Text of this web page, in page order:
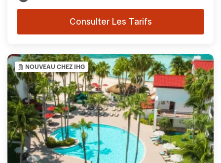
Consulter Les Tarifs
NOUVEAU CHEZ IHG